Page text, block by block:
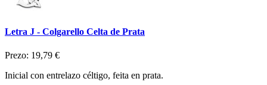
Letra J - Colgarello Celta de Prata
Prezo: 19,79 €
Inicial con entrelazo céltigo, feita en prata.